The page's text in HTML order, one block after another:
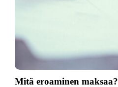
Mitä eroaminen maksaa?